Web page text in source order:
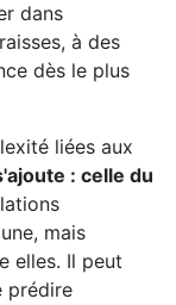
dans
à des
dès le plus
liées aux
: celle du
mais
elles. Il peut
prédire